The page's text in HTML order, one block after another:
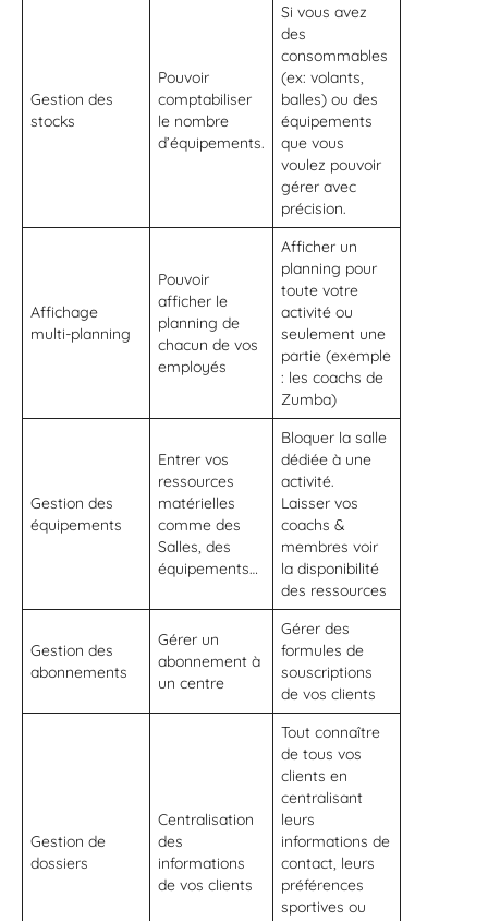
Gestion des
stocks
Pouvoir
comptabiliser
le nombre
d’équipements.
Si vous avez
des
consommables
(ex: volants,
balles) ou des
équipements
que vous
voulez pouvoir
gérer avec
précision.
Affichage
multi-planning
Pouvoir
afficher le
planning de
chacun de vos
employés
Afficher un
planning pour
toute votre
activité ou
seulement une
partie (exemple
: les coachs de
Zumba)
Gestion des
équipements
Entrer vos
ressources
matérielles
comme des
Salles, des
équipements…
Bloquer la salle
dédiée à une
activité.
Laisser vos
coachs &
membres voir
la disponibilité
des ressources
Gestion des
abonnements
Gérer un
abonnement à
un centre
Gérer des
formules de
souscriptions
de vos clients
Gestion de
dossiers
Centralisation
des
informations
de vos clients
Tout connaître
de tous vos
clients en
centralisant
leurs
informations de
contact, leurs
préférences
sportives ou